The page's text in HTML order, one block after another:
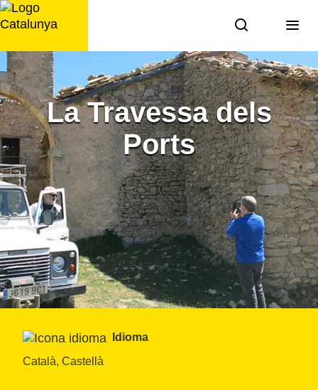
Saltar
al
La Travessa dels
Ports
Idioma
Català, Castellà